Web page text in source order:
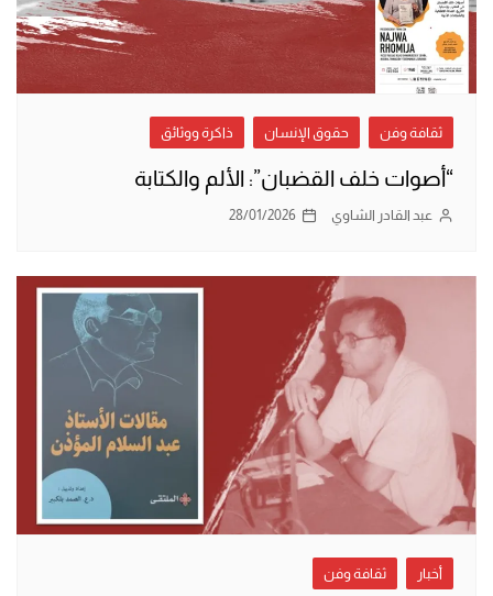
ثقافة وفن حقوق الإنسان ذاكرة ووثائق
“أصوات خلف القضبان”: الألم والكتابة
عبد القادر الشاوي 28/01/2026
أخبار ثقافة وفن